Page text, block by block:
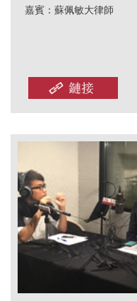
嘉賓：蘇佩敏大律師